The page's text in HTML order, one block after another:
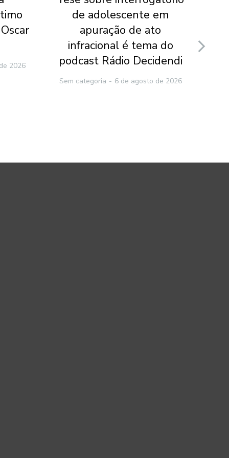
2026
de adolescente em
apuração de ato
infracional é tema do
podcast Rádio Decidendi
Sem categoria 6 de agosto de 2026